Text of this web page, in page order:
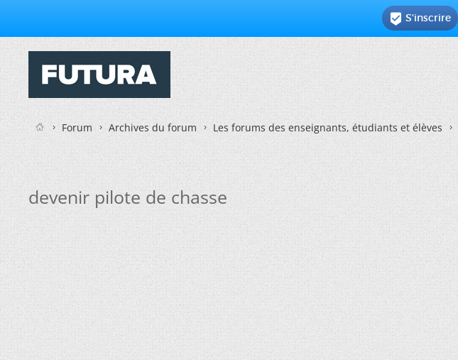
 S'inscrire
Forum Archives du forum Les forums des enseignants, étudiants et élèves
devenir pilote de chasse